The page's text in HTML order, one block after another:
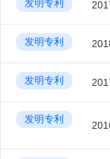
发明专利
发明专利
发明专利
发明专利